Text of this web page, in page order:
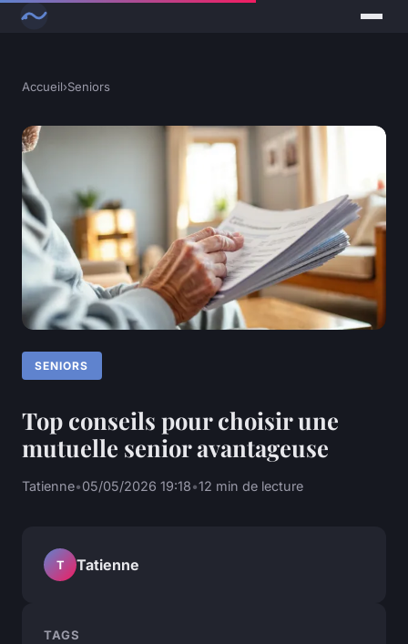
Accueil›Seniors
SENIORS
Top conseils pour choisir une
mutuelle senior avantageuse
Tatienne•05/05/2026 19:18•12 min de lecture
T Tatienne
TAGS